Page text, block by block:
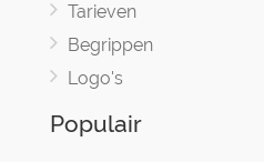
Tarieven
Begrippen
Logo's
Populair